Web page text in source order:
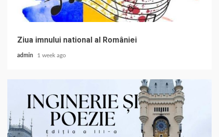
Ziua imnului national al României
admin 1 week ago